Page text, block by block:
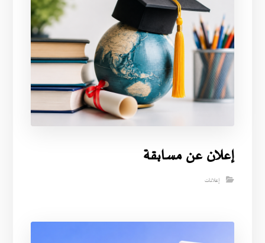
إعلان عن مسابقة
إعلانات